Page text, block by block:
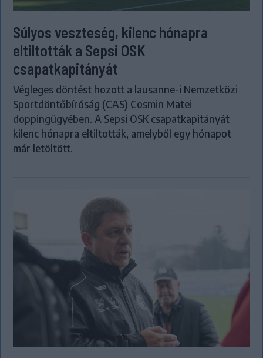
Súlyos veszteség, kilenc hónapra
eltiltották a Sepsi OSK
csapatkapitányát
Végleges döntést hozott a lausanne-i Nemzetközi
Sportdöntőbíróság (CAS) Cosmin Matei
doppingügyében. A Sepsi OSK csapatkapitányát
kilenc hónapra eltiltották, amelyből egy hónapot
már letöltött.